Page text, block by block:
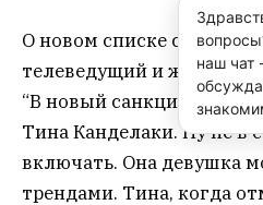
О новом списке санкций
телеведущий и
“В новый санкционный
Тина Канделаки. Ну не в
включать. Она девушка
трендами. Тина, когда
наш чат